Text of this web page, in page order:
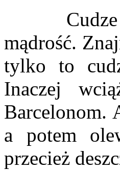
Cudze
mądrość.
tylko to
Inaczej
Barcelonom.
a potem
przecież